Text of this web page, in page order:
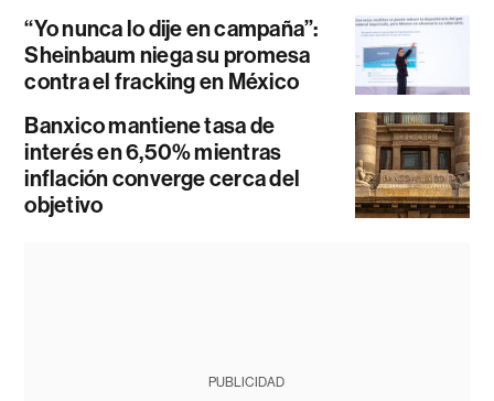
“Yo nunca lo dije en campaña”:
Sheinbaum niega su promesa
contra el fracking en México
Banxico mantiene tasa de
interés en 6,50% mientras
inflación converge cerca del
objetivo
PUBLICIDAD